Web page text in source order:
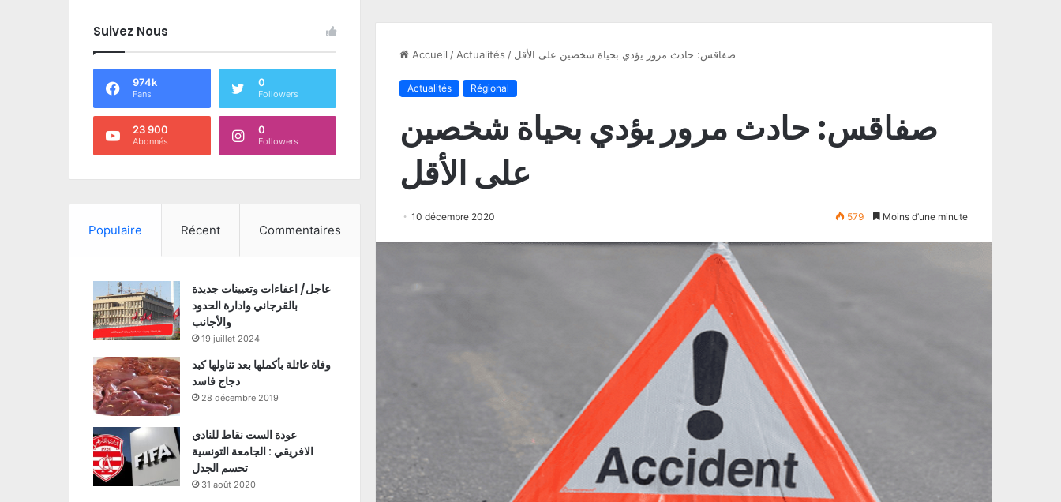
Accueil / Actualités / صفاقس: حادث مرور يؤدي بحياة شخصين على الأقل
Actualités Régional
صفاقس: حادث مرور يؤدي بحياة شخصين
على الأقل
10 décembre 2020 579 Moins d’une minute
Suivez Nous
974k
Fans
0
Followers
23 900
Abonnés
0
Followers
Populaire Récent Commentaires
عاجل/ اعفاءات وتعيينات جديدة
بالقرجاني وادارة الحدود
والأجانب
19 juillet 2024
وفاة عائلة بأكملها بعد تناولها كبد
دجاج فاسد
28 décembre 2019
عودة الست نقاط للنادي
الافريقي : الجامعة التونسية
تحسم الجدل
31 août 2020